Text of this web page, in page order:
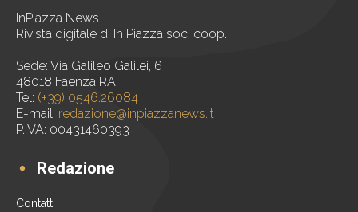
InPiazza News
Rivista digitale di In Piazza soc. coop.
Sede: Via Galileo Galilei, 6
48018 Faenza RA
Tel: (+39) 0546.26084
E-mail: redazione@inpiazzanews.it
P.IVA: 00431460393
Redazione
Contatti